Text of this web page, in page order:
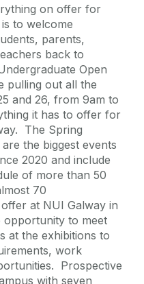
on offer for
to welcome
parents,
back to
Open
pulling out all the
and 26, from 9am to
it has to offer for
The Spring
the biggest events
2020 and include
of more than 50
70
at NUI Galway in
opportunity to meet
at the exhibitions to
work
Prospective
with seven